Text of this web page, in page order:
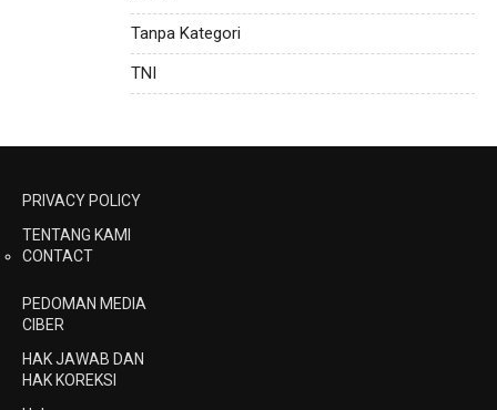
Tanpa Kategori
TNI
PRIVACY POLICY
TENTANG KAMI
CONTACT
PEDOMAN MEDIA
CIBER
HAK JAWAB DAN
HAK KOREKSI